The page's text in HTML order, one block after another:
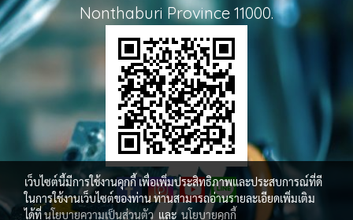
Nonthaburi Province 11000.
เว็บไซต์นี้มีการใช้งานคุกกี้ เพื่อเพิ่มประสิทธิภาพและประสบการณ์ที่ดี
ในการใช้งานเว็บไซต์ของท่าน ท่านสามารถอ่านรายละเอียดเพิ่มเติม
ได้ที่นโยบายความเป็นส่วนตัวและนโยบายคุกกี้